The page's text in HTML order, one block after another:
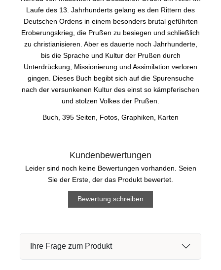
Laufe des 13. Jahrhunderts gelang es den Rittern des
Deutschen Ordens in einem besonders brutal geführten
Eroberungskrieg, die Prußen zu besiegen und schließlich
zu christianisieren. Aber es dauerte noch Jahrhunderte,
bis die Sprache und Kultur der Prußen durch
Unterdrückung, Missionierung und Assimilation verloren
gingen. Dieses Buch begibt sich auf die Spurensuche
nach der versunkenen Kultur des einst so kämpferischen
und stolzen Volkes der Prußen.
Buch, 395 Seiten, Fotos, Graphiken, Karten
Kundenbewertungen
Leider sind noch keine Bewertungen vorhanden. Seien
Sie der Erste, der das Produkt bewertet.
Bewertung schreiben
Ihre Frage zum Produkt